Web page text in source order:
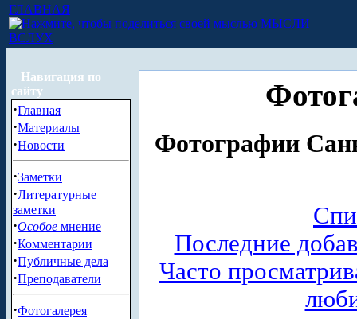
ГЛАВНАЯ
МЫСЛИ
ВСЛУХ
Навигация по
сайту
·Главная
·Материалы
·Новости
·Заметки
·Литературные
заметки
·Особое мнение
·Комментарии
·Публичные дела
·Преподаватели
·Фотогалерея
Фотографии
Последние
Часто